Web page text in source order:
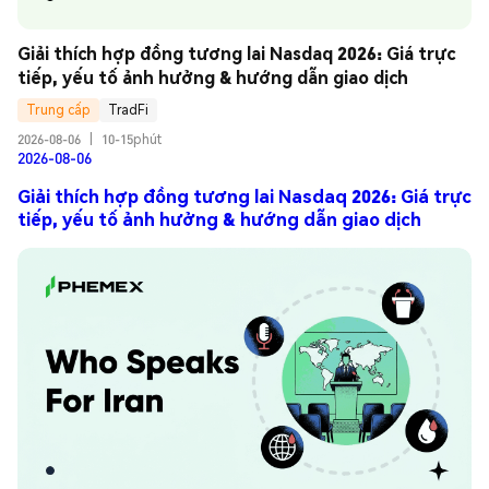
Giải thích hợp đồng tương lai Nasdaq 2026: Giá trực
tiếp, yếu tố ảnh hưởng & hướng dẫn giao dịch
Trung cấp
TradFi
2026-08-06
10-15phút
2026-08-06
Giải thích hợp đồng tương lai Nasdaq 2026: Giá trực
tiếp, yếu tố ảnh hưởng & hướng dẫn giao dịch